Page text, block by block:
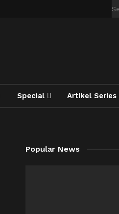
Special Artikel Series
Popular News